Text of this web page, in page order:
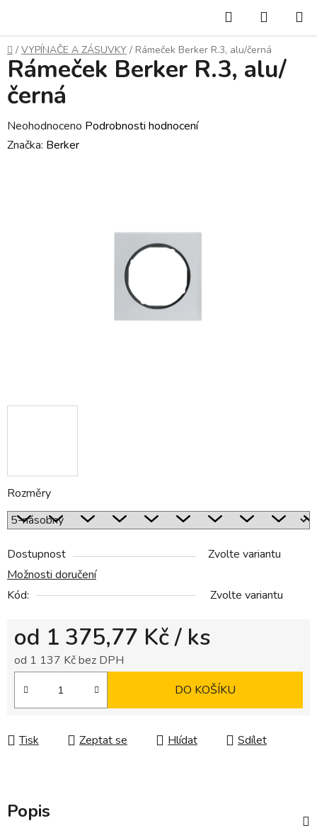
obsah
Hledat
KOŠÍK
Domů
/ VYPÍNAČE A ZÁSUVKY / Rámeček Berker R.3, alu/černá
Rozměry
Dostupnost
Zvolte variantu
Možnosti doručení
Kód:
Zvolte variantu
od 1 375,77 Kč/ ks
od 1 137 Kčbez DPH
DO KOŠÍKU
Tisk Zeptat se Hlídat Sdílet
Rámeček Berker R.3, alu/
černá
Průměrné
hodnocení
Neohodnoceno Podrobnosti hodnocení
Značka: Berker
Popis